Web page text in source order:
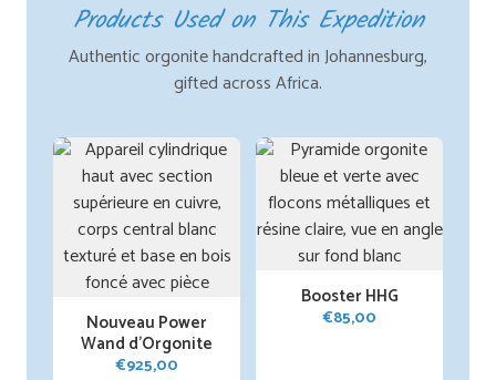
Products Used on This Expedition
Authentic orgonite handcrafted in Johannesburg,
gifted across Africa.
Nouveau Power
Wand d'Orgonite
€925,00
Booster HHG
€85,00